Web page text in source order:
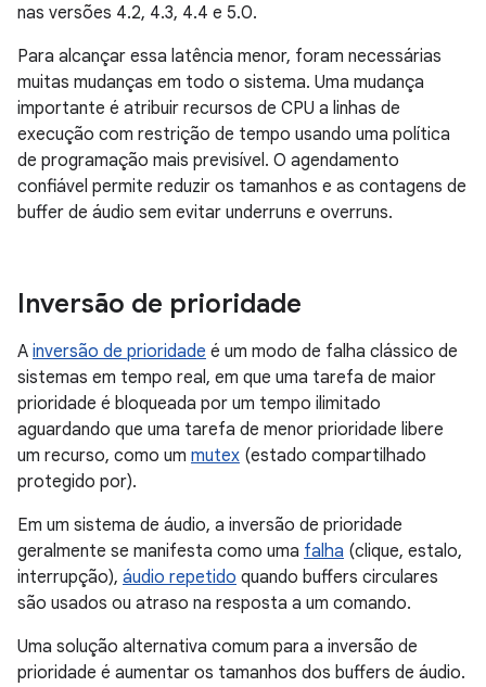
nas versões 4.2, 4.3, 4.4 e 5.0.
Para alcançar essa latência menor, foram necessárias
muitas mudanças em todo o sistema. Uma mudança
importante é atribuir recursos de CPU a linhas de
execução com restrição de tempo usando uma política
de programação mais previsível. O agendamento
confiável permite reduzir os tamanhos e as contagens de
buffer de áudio sem evitar underruns e overruns.
Inversão de prioridade
A inversão de prioridade é um modo de falha clássico de
sistemas em tempo real, em que uma tarefa de maior
prioridade é bloqueada por um tempo ilimitado
aguardando que uma tarefa de menor prioridade libere
um recurso, como um mutex (estado compartilhado
protegido por).
Em um sistema de áudio, a inversão de prioridade
geralmente se manifesta como uma falha (clique, estalo,
interrupção), áudio repetido quando buffers circulares
são usados ou atraso na resposta a um comando.
Uma solução alternativa comum para a inversão de
prioridade é aumentar os tamanhos dos buffers de áudio.